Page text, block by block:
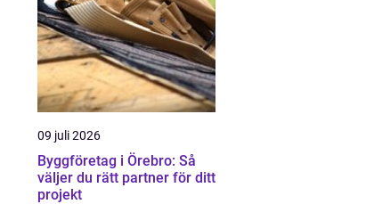
09 juli 2026
Byggföretag i Örebro: Så
väljer du rätt partner för ditt
projekt